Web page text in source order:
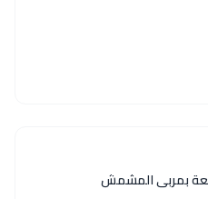
بمربى المشمش